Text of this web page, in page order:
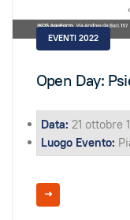
EVENTI 2022
Open Day:
Data: 21 ottobre
Luogo Evento: